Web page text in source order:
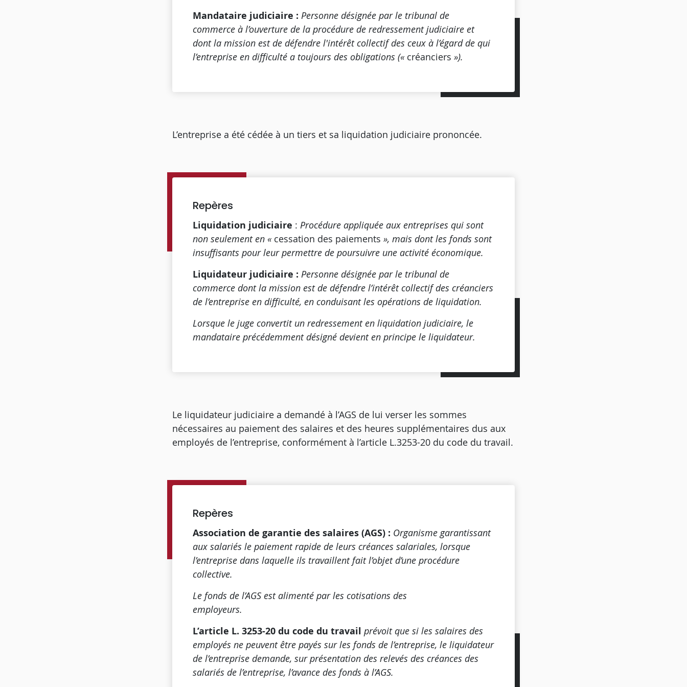
Mandataire judiciaire : Personne désignée par le tribunal de
commerce à l’ouverture de la procédure de redressement judiciaire et
dont la mission est de défendre l'intérêt collectif des ceux à l’égard de qui
l’entreprise en difficulté a toujours des obligations (« créanciers »).
L’entreprise a été cédée à un tiers et sa liquidation judiciaire prononcée.
Repères
Liquidation judiciaire : Procédure appliquée aux entreprises qui sont
non seulement en « cessation des paiements », mais dont les fonds sont
insuffisants pour leur permettre de poursuivre une activité économique.
Liquidateur judiciaire : Personne désignée par le tribunal de
commerce dont la mission est de défendre l’intérêt collectif des créanciers
de l’entreprise en difficulté, en conduisant les opérations de liquidation.
Lorsque le juge convertit un redressement en liquidation judiciaire, le
mandataire précédemment désigné devient en principe le liquidateur.
Le liquidateur judiciaire a demandé à l’AGS de lui verser les sommes
nécessaires au paiement des salaires et des heures supplémentaires dus aux
employés de l’entreprise, conformément à l’article L.3253-20 du code du travail.
Repères
Association de garantie des salaires (AGS) : Organisme garantissant
aux salariés le paiement rapide de leurs créances salariales, lorsque
l’entreprise dans laquelle ils travaillent fait l’objet d’une procédure
collective.
Le fonds de l’AGS est alimenté par les cotisations des
employeurs.
L’article L. 3253-20 du code du travail prévoit que si les salaires des
employés ne peuvent être payés sur les fonds de l’entreprise, le liquidateur
de l’entreprise demande, sur présentation des relevés des créances des
salariés de l’entreprise, l’avance des fonds à l’AGS.